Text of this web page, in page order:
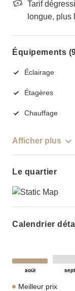
Tarif
longue, plus
Équipements
Éclairage
Étagères
Chauffage
Afficher plus
Le quartier
Calendrier
Meilleur prix